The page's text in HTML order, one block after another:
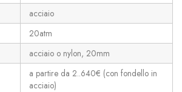
acciaio
20atm
acciaio o nylon, 20mm
a partire da 2..640€ (con fondello in
acciaio)